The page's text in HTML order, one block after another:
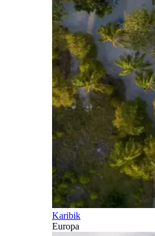
Karibik
Europa